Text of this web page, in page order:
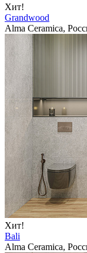
Хит!
Grandwood
Alma Ceramica,
Хит!
Bali
Alma Ceramica,